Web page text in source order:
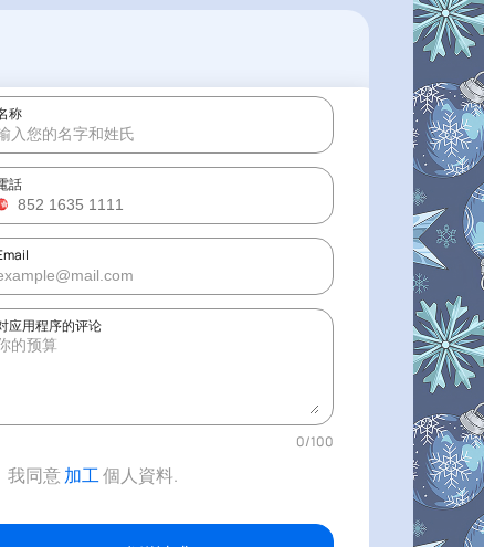
称
話
应用程序的评论
0/100
我同意加工個人資料.